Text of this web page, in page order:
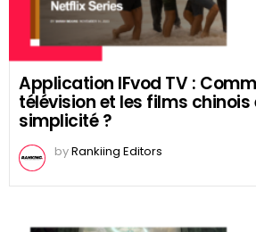
Application IFvod TV :
télévision et les films chinois
simplicité ?
byRankiing Editors